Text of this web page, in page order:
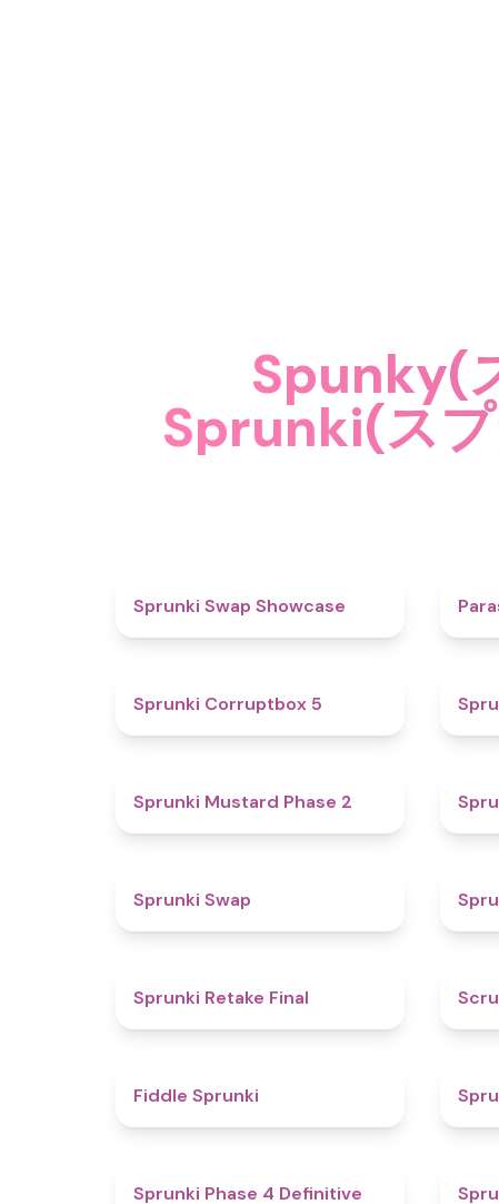
Spunky(
Sprunki(ス
Sprunki Swap Showcase
Sprunki Corruptbox 5
Sprunki Mustard Phase 2
Sprunki Swap
Sprunki Retake Final
Fiddle Sprunki
Sprunki Phase 4 Definitive